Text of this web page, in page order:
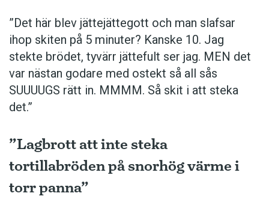
”Det här blev jättejättegott och man slafsar
ihop skiten på 5 minuter? Kanske 10. Jag
stekte brödet, tyvärr jättefult ser jag. MEN det
var nästan godare med ostekt så all sås
SUUUUGS rätt in. MMMM. Så skit i att steka
det.”
”Lagbrott att inte steka
tortillabröden på snorhög värme i
torr panna”